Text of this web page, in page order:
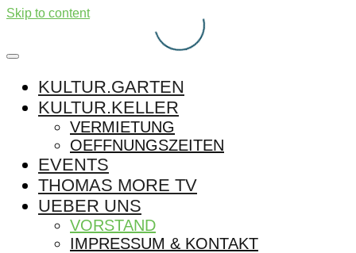
Skip to content
KULTUR.GARTEN
KULTUR.KELLER
VERMIETUNG
OEFFNUNGSZEITEN
EVENTS
THOMAS MORE TV
UEBER UNS
VORSTAND
IMPRESSUM & KONTAKT